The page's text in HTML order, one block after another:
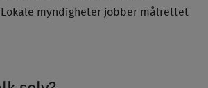
myndigheter jobber målrettet